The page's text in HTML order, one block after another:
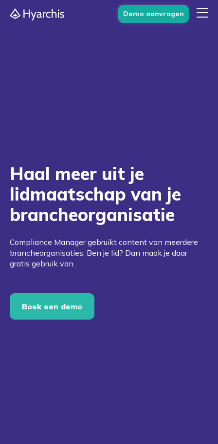
Demo aanvragen
Haal meer uit je
lidmaatschap van je
brancheorganisatie
Compliance Manager gebruikt content van meerdere
brancheorganisaties. Ben je lid? Dan maak je daar
gratis gebruik van.
Boek een demo